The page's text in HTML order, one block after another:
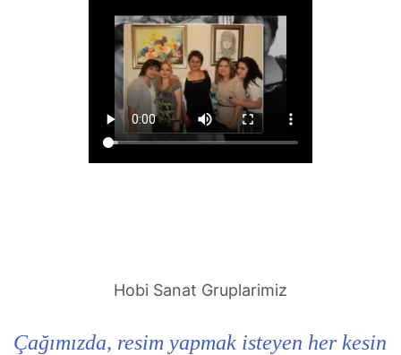
Hobi Sanat Gruplarimiz
Çağımızda, resim yapmak isteyen her kesin